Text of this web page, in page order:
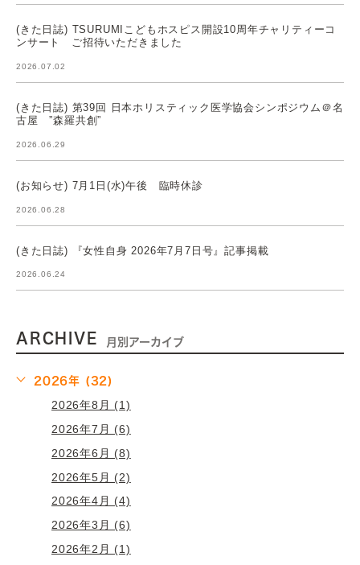
(きた日誌) TSURUMIこどもホスピス開設10周年チャリティーコ
ンサート ご招待いただきました
2026.07.02
(きた日誌) 第39回 日本ホリスティック医学協会シンポジウム＠名
古屋 ”森羅共創”
2026.06.29
(お知らせ) 7月1日(水)午後 臨時休診
2026.06.28
(きた日誌) 『女性自身 2026年7月7日号』記事掲載
2026.06.24
ARCHIVE 月別アーカイブ
2026年 (32)
2026年8月 (1)
2026年7月 (6)
2026年6月 (8)
2026年5月 (2)
2026年4月 (4)
2026年3月 (6)
2026年2月 (1)